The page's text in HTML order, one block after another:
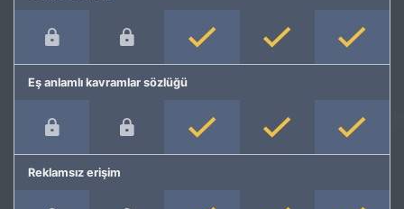
Eş anlamlı kavramlar sözlüğü
Reklamsız erişim